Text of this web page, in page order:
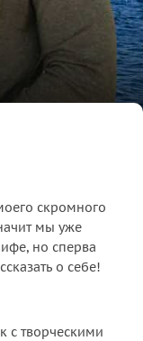
скромного
мы уже
но сперва
о себе!
с творческими